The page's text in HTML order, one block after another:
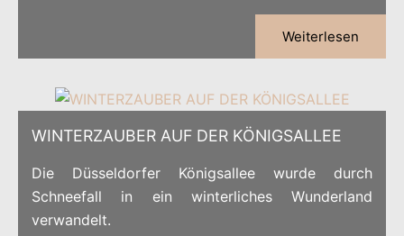
Weiterlesen
WINTERZAUBER AUF DER KÖNIGSALLEE
Die Düsseldorfer Königsallee wurde durch
Schneefall in ein winterliches Wunderland
verwandelt.